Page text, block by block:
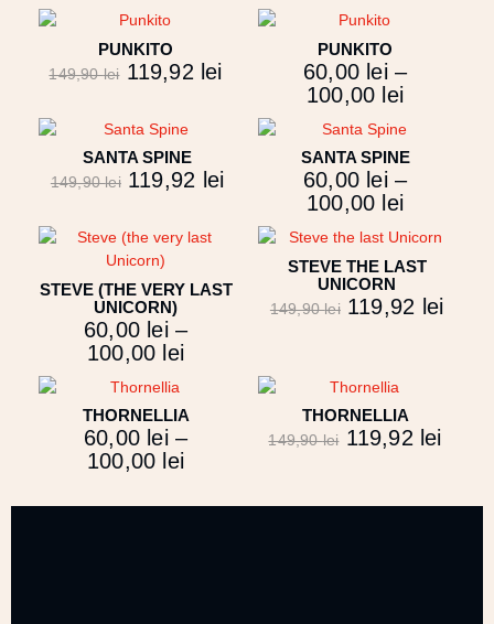
PUNKITO
149,90lei 119,92 lei
PUNKITO
60,00 lei –
100,00 lei
SANTA SPINE
149,90lei 119,92 lei
SANTA SPINE
60,00 lei –
100,00 lei
STEVE (THE VERY LAST
UNICORN)
60,00 lei –
100,00 lei
STEVE THE LAST
UNICORN
149,90lei 119,92 lei
THORNELLIA
60,00 lei –
100,00 lei
THORNELLIA
149,90lei 119,92 lei